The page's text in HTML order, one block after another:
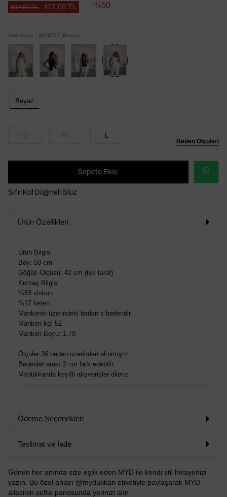
834,00 TL 417,00 TL 50
Stok Kodu (MD4551_Beyaz)
Tükendi
Beden Ölçüleri
Beyaz
VER
Sıfır Kol Düğmeli Bluz
Ürün Özellikleri
Ürün Bilgisi
Boy: 50 cm
Göğüs Ölçüsü: 42 cm (tek taraf)
Kumaş Bilgisi
%83 viskon
%17 keten
Mankenin üzerindeki beden s bedendir.
Manken kg: 52
Manken Boyu: 1.70
Ölçüler 36 beden üzerinden alınmıştır.
Bedenler arası 2 cm fark edebilir.
Mydukkanda keyifli alışverişler dileriz.
Ödeme Seçenekleri
Teslimat ve İade
Günün her anında size eşlik eden MYD ile kendi stil hikayenizi
yazın. Bu özel anları @mydukkan etiketiyle paylaşarak MYD
ailesinin selfie panosunda yerinizi alın.